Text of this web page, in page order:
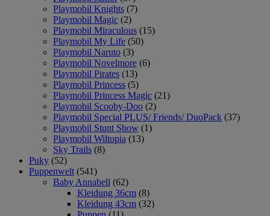
Playmobil Knights (7)
Playmobil Magic (2)
Playmobil Miraculous (15)
Playmobil My Life (50)
Playmobil Naruto (3)
Playmobil Novelmore (6)
Playmobil Pirates (13)
Playmobil Princess (5)
Playmobil Princess Magic (21)
Playmobil Scooby-Doo (2)
Playmobil Special PLUS/ Friends/ DuoPack (37)
Playmobil Stunt Show (1)
Playmobil Wiltopia (13)
Sky Trails (8)
Puky (52)
Puppenwelt (541)
Baby Annabell (62)
Kleidung 36cm (8)
Kleidung 43cm (32)